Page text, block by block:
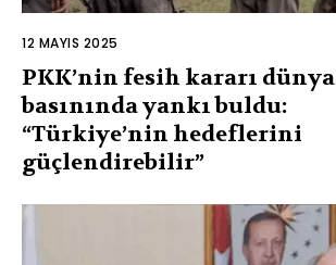
12 MAYIS 2025
PKK’nin fesih kararı dünya
basınında yankı buldu:
“Türkiye’nin hedeflerini
güçlendirebilir”